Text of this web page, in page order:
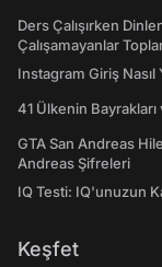
Ders Çalışırken
Çalışamayanlar
Instagram Giriş
41 Ülkenin Bayrakları
GTA San Andreas
Andreas Şifreleri
IQ Testi: IQ'unuzun
Keşfet